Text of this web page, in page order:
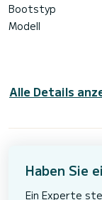
Bootstyp
Modell
Alle Details
Haben Sie
Ein Experte